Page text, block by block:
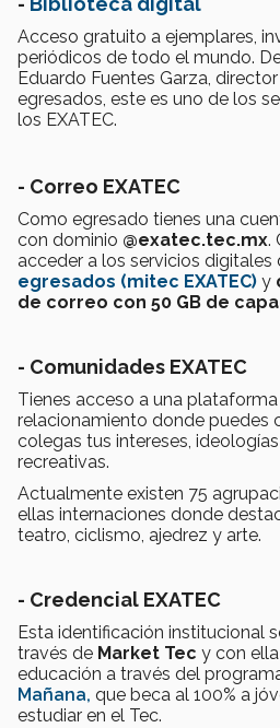
Acceso gratuito a ejemplares,
periódicos de todo el mundo.
Eduardo Fuentes Garza,
egresados, este es uno de los
los EXATEC.
- Correo EXATEC
Como egresado tienes una
con dominio @exatec.tec.mx.
acceder a los servicios digitales
egresados (mitec EXATEC) y
de correo con 50 GB de
- Comunidades EXATEC
Tienes acceso a una
relacionamiento donde puedes
colegas tus intereses,
recreativas.
Actualmente existen 75
ellas internaciones donde
teatro, ciclismo, ajedrez y arte.
- Credencial EXATEC
Esta identificación institucional
través de Market Tec y con
educación a través del
Mañana, que beca al 100% a
estudiar en el Tec.